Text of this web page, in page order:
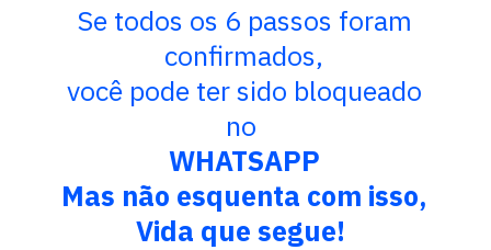
Se todos os 6 passos foram
confirmados,
você pode ter sido bloqueado
no
WHATSAPP
Mas não esquenta com isso,
Vida que segue!